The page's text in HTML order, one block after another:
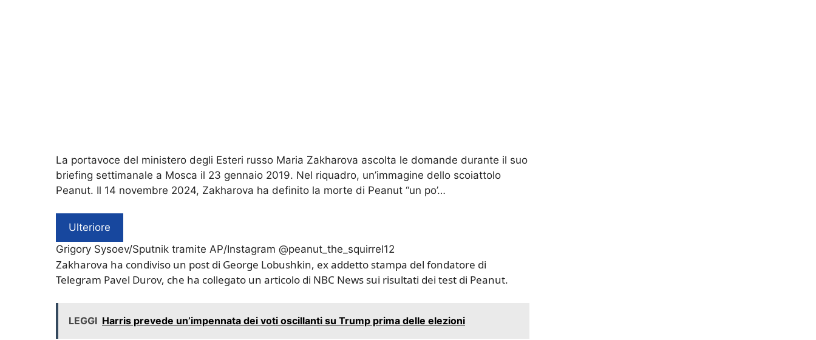
La portavoce del ministero degli Esteri russo Maria Zakharova ascolta le domande durante il suo
briefing settimanale a Mosca il 23 gennaio 2019. Nel riquadro, un’immagine dello scoiattolo
Peanut. Il 14 novembre 2024, Zakharova ha definito la morte di Peanut “un po’…
Ulteriore
Grigory Sysoev/Sputnik tramite AP/Instagram @peanut_the_squirrel12
Zakharova ha condiviso un post di George Lobushkin, ex addetto stampa del fondatore di
Telegram Pavel Durov, che ha collegato un articolo di NBC News sui risultati dei test di Peanut.
LEGGI Harris prevede un’impennata dei voti oscillanti su Trump prima delle elezioni